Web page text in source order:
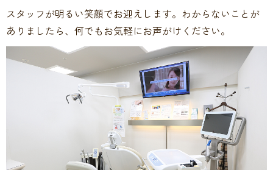
スタッフが明るい笑顔でお迎えします。わからないことが
ありましたら、何でもお気軽にお声がけください。